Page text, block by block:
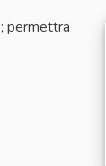
permettra